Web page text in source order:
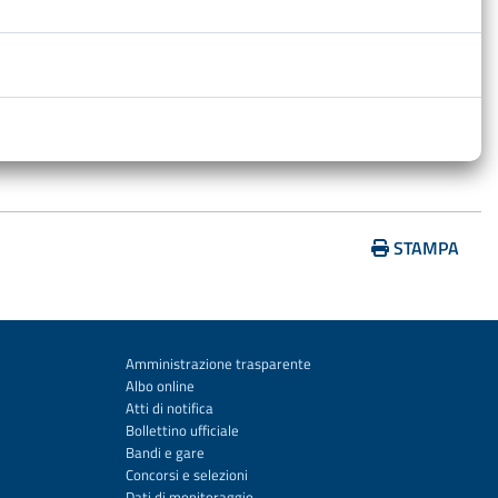
STAMPA
Amministrazione trasparente
Albo online
Atti di notifica
Bollettino ufficiale
Bandi e gare
Concorsi e selezioni